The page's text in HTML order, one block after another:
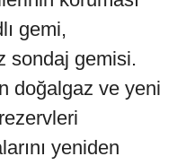
gemi,
sondaj gemisi.
doğalgaz ve yeni
yeniden